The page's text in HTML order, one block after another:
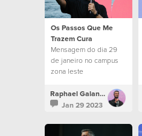
Os Passos Que Me
Trazem Cura
Mensagem do dia 29
de janeiro no campus
zona leste
Raphael Galante
Jan 29 2023